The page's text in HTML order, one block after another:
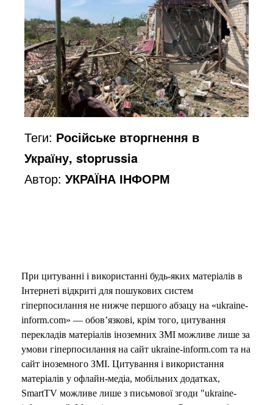
Теги: Російське вторгнення в
Україну, stoprussia
Автор:УКРАЇНА ІНФОРМ
При цитуванні і використанні будь-яких матеріалів в
Інтернеті відкриті для пошукових систем
гіперпосилання не нижче першого абзацу на «ukraine-
inform.com» — обов’язкові, крім того, цитування
перекладів матеріалів іноземних ЗМІ можливе лише за
умови гіперпосилання на сайт ukraine-inform.com та на
сайт іноземного ЗМІ. Цитування і використання
матеріалів у офлайн-медіа, мобільних додатках,
SmartTV можливе лише з письмової згоди "ukraine-